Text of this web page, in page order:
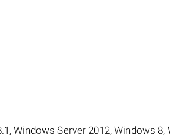
Windows Server 2012, Windows 8,